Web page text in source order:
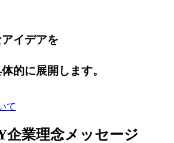
イデアを
的に展開します。
て
企業理念メッセージ